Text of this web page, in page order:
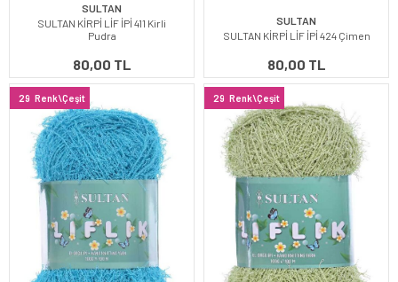
SULTAN
SULTAN KİRPİ LİF İPİ 411 Kirli
Pudra
80,00 TL
SULTAN
SULTAN KİRPİ LİF İPİ 424 Çimen
80,00 TL
29 Renk\Çeşit 29 Renk\Çeşit